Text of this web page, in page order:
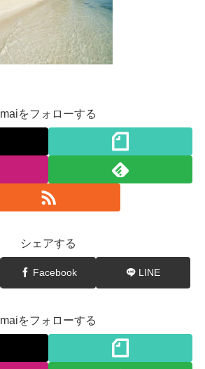
maiをフォローする
シェアする
Facebook LINE
maiをフォローする